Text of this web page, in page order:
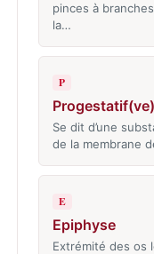
pinces à
la…
P
Progestatif(ve)
Se dit d’une
de la membrane
E
Epiphyse
Extrémité des os